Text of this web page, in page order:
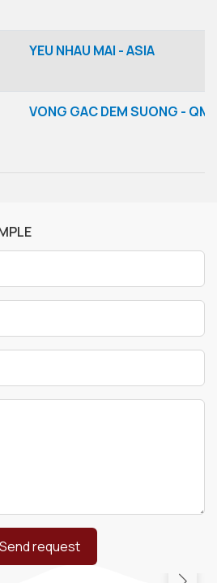
YEU NHAU MAI - ASIA
VONG GAC DEM SUONG - QM
Send request